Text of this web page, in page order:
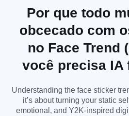
adesivos e comece a
exclusivos e exclusivos a
distância!
Por que todo
obcecado com
no Face Trend
você precisa IA
Understanding the face sticker
it’s about turning your static
emotional, and Y2K-inspired